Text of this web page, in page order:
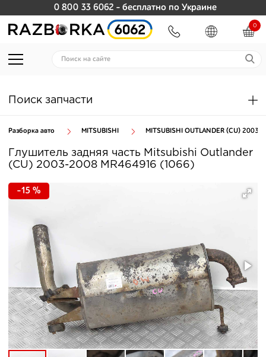
0 800 33 6062 - бесплатно по Украине
0
Поиск запчасти
Разборка авто MITSUBISHI MITSUBISHI OUTLANDER (CU) 2003-
Глушитель задняя часть Mitsubishi Outlander
(CU) 2003-2008 MR464916 (1066)
-15 %